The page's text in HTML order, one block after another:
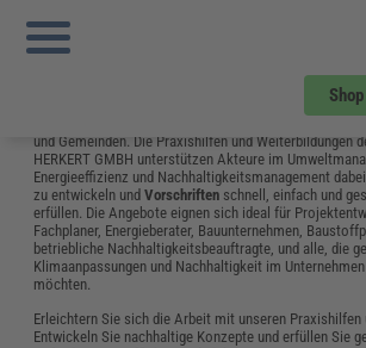
Shop
Sie sind hier:
Nachhaltigkeitskommunikation: Definition,
Der Bereich Energie und Umwelt spielt eine zentrale
und Gemeinden. Die Praxishilfen und Weiterbildungen
HERKERT GMBH unterstützen Akteure im
Energieeffizienz und Nachhaltigkeitsmanagement
zu entwickeln undVorschriften schnell, einfach und
erfüllen. Die Angebote eignen sich ideal für
Fachplaner, Energieberater, Bauunternehmen,
betriebliche Nachhaltigkeitsbeauftragte, und alle, die
Klimaanpassungen und Nachhaltigkeit im
möchten.
Erleichtern Sie sich die Arbeit mit unseren Praxishilfen
Entwickeln Sie nachhaltige Konzepte und erfüllen Sie